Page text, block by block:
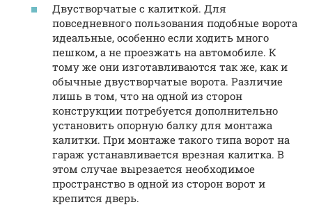
Двустворчатые с калиткой. Для
повседневного пользования подобные ворота
идеальные, особенно если ходить много
пешком, а не проезжать на автомобиле. К
тому же они изготавливаются так же, как и
обычные двустворчатые ворота. Различие
лишь в том, что на одной из сторон
конструкции потребуется дополнительно
установить опорную балку для монтажа
калитки. При монтаже такого типа ворот на
гараж устанавливается врезная калитка. В
этом случае вырезается необходимое
пространство в одной из сторон ворот и
крепится дверь.